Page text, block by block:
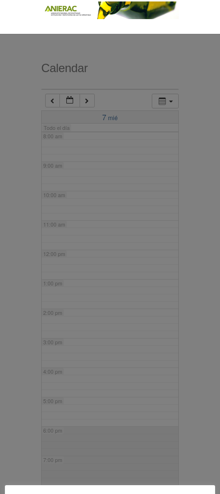
Calendar
7 mié
Todo el día
7:00 am
8:00 am
9:00 am
10:00 am
11:00 am
12:00 pm
1:00 pm
2:00 pm
3:00 pm
4:00 pm
5:00 pm
6:00 pm
7:00 pm